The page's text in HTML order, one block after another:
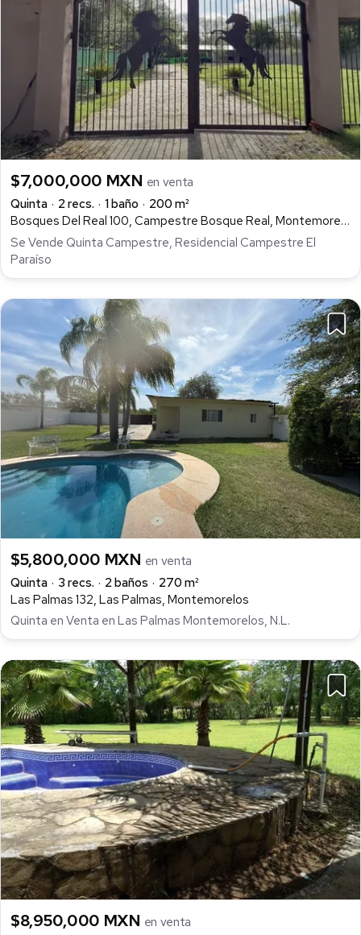
$7,000,000 MXN en venta
Quinta
2 recs. 1 baño
200 m²
Bosques Del Real 100, Campestre Bosque Real, Montemorelos
Se Vende Quinta Campestre, Residencial Campestre El
Paraíso
$5,800,000 MXN en venta
Quinta
3 recs. 2 baños
270 m²
Las Palmas 132, Las Palmas, Montemorelos
Quinta en Venta en Las Palmas Montemorelos, N.L.
$8,950,000 MXN en venta